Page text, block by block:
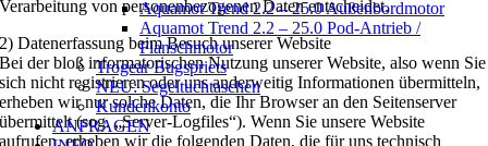
Aquamot Trend 2.2 – 25.0 Außenbordmotor
Aquamot Trend 2.2 – 25.0 Pod-Antrieb /
Flanschmotor
Trogear Bugspriets
NEU: Segeltuchtaschen
Kundenkonto
ANFRAGEN
Verarbeitung von personenbezogenen Daten entscheidet.
2) Datenerfassung beim Besuch unserer Website
Bei der bloß informatorischen Nutzung unserer Website, also wenn Sie
sich nicht registrieren oder uns anderweitig Informationen übermitteln,
erheben wir nur solche Daten, die Ihr Browser an den Seitenserver
übermittelt (sog. „Server-Logfiles“). Wenn Sie unsere Website
aufrufen, erheben wir die folgenden Daten, die für uns technisch